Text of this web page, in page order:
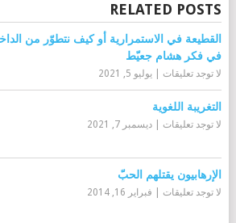
RELATED POSTS
القطيعة في الاستمرارية أو كيف نتطوّر من
في فكر هشام جعيّط
لا توجد تعليقات يوليو 5, 2021
التغريبة اللغوية
لا توجد تعليقات ديسمبر 7, 2021
الإرهابيون يقتلهم الحبّ
لا توجد تعليقات فبراير 16, 2014